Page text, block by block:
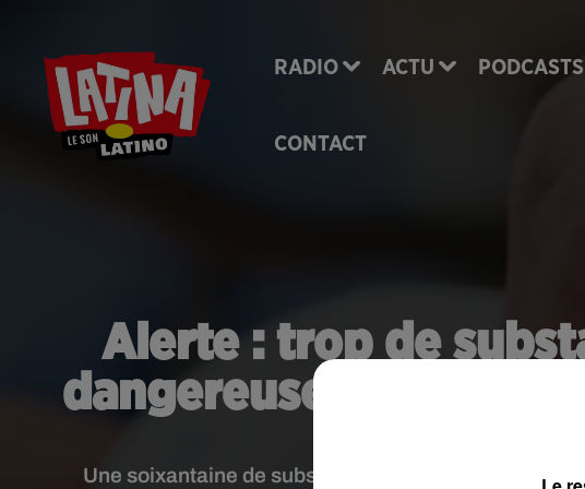
RADIO ACTU PODCASTS
CONTACT
Alerte : trop de
dangereuses dans les
Une soixantaine de substances chimiques ont été